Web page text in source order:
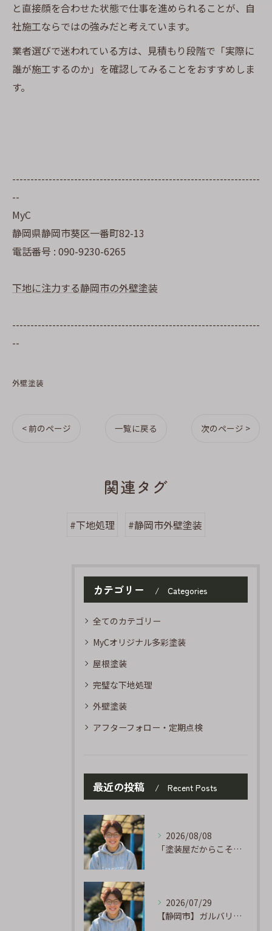
と直接顔を合わせた状態で仕事を進められることが、自
社施工ならではの強みだと考えています。
業者選びで迷われている方は、見積もり段階で「実際に
誰が施工するのか」を確認してみることをおすすめしま
す。
--------------------------------------------------------------------
--
MyC
静岡県静岡市葵区一番町82-13
電話番号 : 090-9230-6265
下地に注力する静岡市の外壁塗装
--------------------------------------------------------------------
--
外壁塗装
< 前のページ 一覧に戻る 次のページ >
関連タグ
#下地処理 #静岡市外壁塗装
カテゴリー Categories
全てのカテゴリー
MyCオリジナル多彩塗装
屋根塗装
完璧な下地処理
外壁塗装
アフターフォロー・定期点検
最近の投稿 Recent Posts
2026/08/08
「塗装屋だからこそ分かる防水の話」〜下地処理が寿命を決める〜
2026/07/29
【静岡市】ガルバリウム外壁のサビ補修｜タッチアップ塗装の手順を職人が解説